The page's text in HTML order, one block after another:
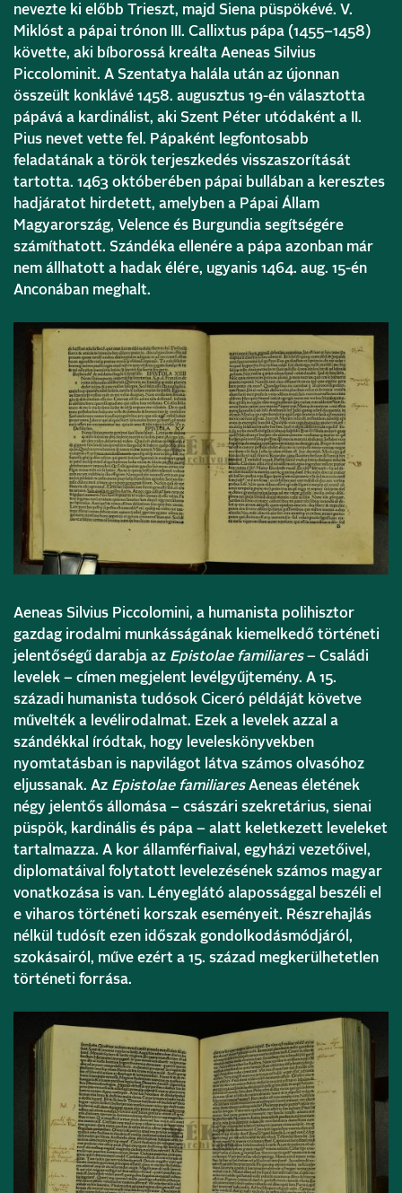
nevezte ki előbb Trieszt, majd Siena püspökévé. V.
Miklóst a pápai trónon III. Callixtus pápa (1455–1458)
követte, aki bíborossá kreálta Aeneas Silvius
Piccolominit. A Szentatya halála után az újonnan
összeült konklávé 1458. augusztus 19-én választotta
pápává a kardinálist, aki Szent Péter utódaként a II.
Pius nevet vette fel. Pápaként legfontosabb
feladatának a török terjeszkedés visszaszorítását
tartotta. 1463 októberében pápai bullában a keresztes
hadjáratot hirdetett, amelyben a Pápai Állam
Magyarország, Velence és Burgundia segítségére
számíthatott. Szándéka ellenére a pápa azonban már
nem állhatott a hadak élére, ugyanis 1464. aug. 15-én
Anconában meghalt.
Aeneas Silvius Piccolomini, a humanista polihisztor
gazdag irodalmi munkásságának kiemelkedő történeti
jelentőségű darabja az Epistolae familiares– Családi
levelek – címen megjelent levélgyűjtemény. A 15.
századi humanista tudósok Ciceró példáját követve
művelték a levélirodalmat. Ezek a levelek azzal a
szándékkal íródtak, hogy leveleskönyvekben
nyomtatásban is napvilágot látva számos olvasóhoz
eljussanak. Az Epistolae familiaresAeneas életének
négy jelentős állomása – császári szekretárius, sienai
püspök, kardinális és pápa – alatt keletkezett leveleket
tartalmazza. A kor államférfiaival, egyházi vezetőivel,
diplomatáival folytatott levelezésének számos magyar
vonatkozása is van. Lényeglátó alapossággal beszéli el
e viharos történeti korszak eseményeit. Részrehajlás
nélkül tudósít ezen időszak gondolkodásmódjáról,
szokásairól, műve ezért a 15. század megkerülhetetlen
történeti forrása.